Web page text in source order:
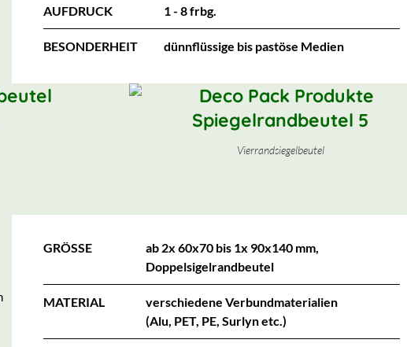
AUFDRUCK 1 - 8 frbg.
BESONDERHEIT dünnflüssige bis pastöse Medien
Vierrandsiegelbeutel
GRÖSSE
ab 2x 60x70 bis 1x 90x140 mm,
Doppelsigelrandbeutel
MATERIAL
verschiedene Verbundmaterialien
(Alu, PET, PE, Surlyn etc.)